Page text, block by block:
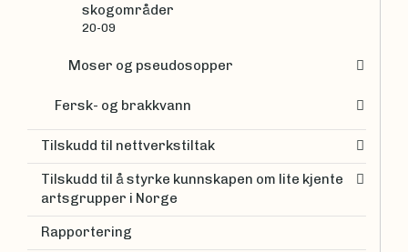
skogområder
20-09
Moser og pseudosopper
Fersk- og brakkvann
Tilskudd til nettverkstiltak
Tilskudd til å styrke kunnskapen om lite kjente
artsgrupper i Norge
Rapportering